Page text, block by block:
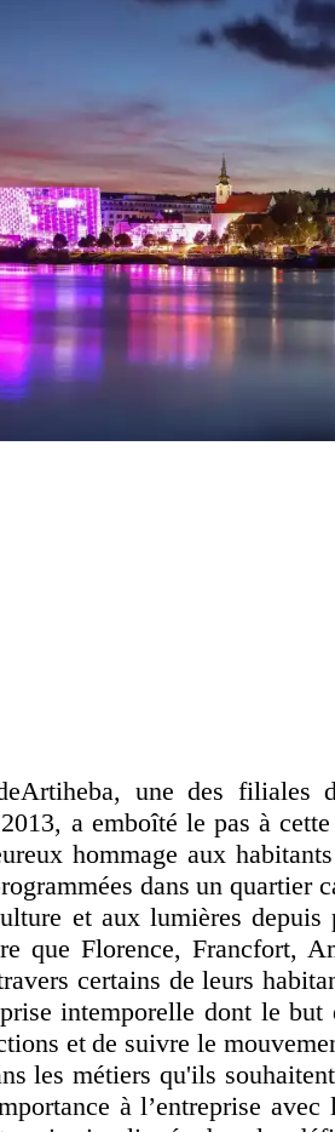
une des filiales
a emboîté le pas à
hommage aux
dans un quartier
et aux lumières depuis
que Florence, Francfort,
certains de leurs
intemporelle dont le but
et de suivre le
les métiers qu'ils
à l’entreprise